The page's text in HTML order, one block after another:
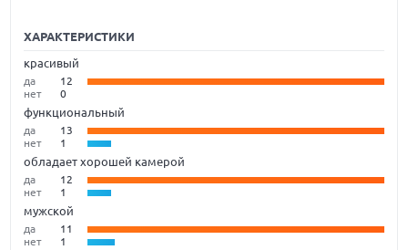
ХАРАКТЕРИСТИКИ
красивый
да
12
нет
0
функциональный
да
13
нет
1
обладает хорошей камерой
да
12
нет
1
мужской
да
11
нет
1